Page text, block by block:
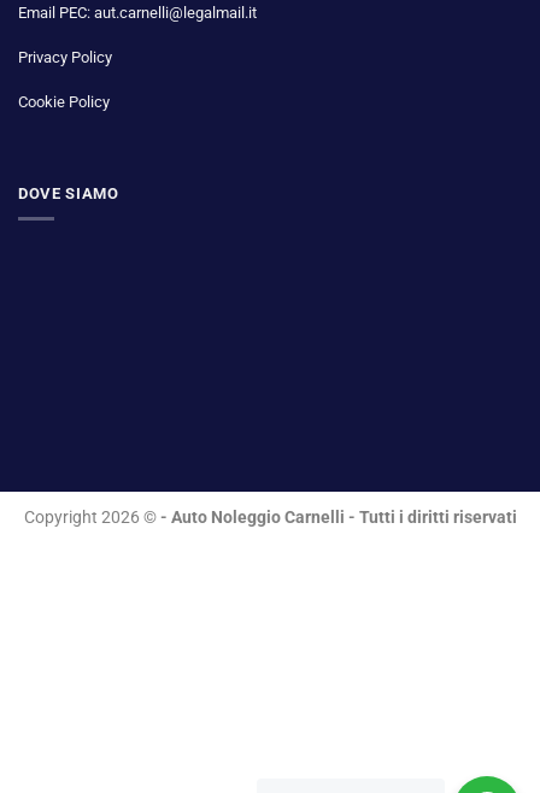
Email PEC: aut.carnelli@legalmail.it
Privacy Policy
Cookie Policy
DOVE SIAMO
Copyright 2026 ©- Auto Noleggio Carnelli - Tutti i diritti riservati